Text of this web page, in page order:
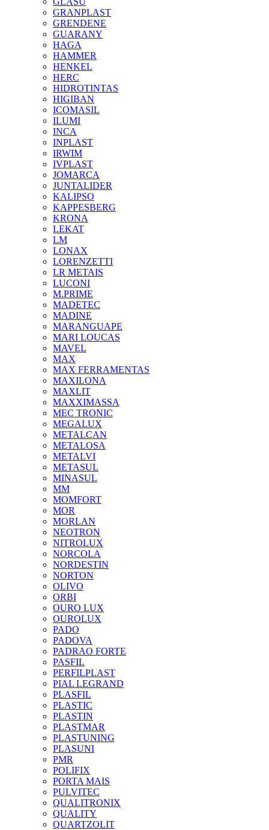
GRANPLAST
GRENDENE
GUARANY
HAGA
HAMMER
HENKEL
HERC
HIDROTINTAS
HIGIBAN
ICOMASIL
ILUMI
INCA
INPLAST
IRWIM
IVPLAST
JOMARCA
JUNTALIDER
KALIPSO
KAPPESBERG
KRONA
LEKAT
LM
LONAX
LORENZETTI
LR METAIS
LUCONI
M.PRIME
MADETEC
MADINE
MARANGUAPE
MARI LOUCAS
MAVEL
MAX
MAX FERRAMENTAS
MAXILONA
MAXLIT
MAXXIMASSA
MEC TRONIC
MEGALUX
METALCAN
METALOSA
METALVI
METASUL
MINASUL
MM
MOMFORT
MOR
MORLAN
NEOTRON
NITROLUX
NORCOLA
NORDESTIN
NORTON
OLIVO
ORBI
OURO LUX
OUROLUX
PADO
PADOVA
PADRAO FORTE
PASFIL
PERFILPLAST
PIAL LEGRAND
PLASFIL
PLASTIC
PLASTIN
PLASTMAR
PLASTUNING
PLASUNI
PMR
POLIFIX
PORTA MAIS
PULVITEC
QUALITRONIX
QUALITY
QUARTZOLIT